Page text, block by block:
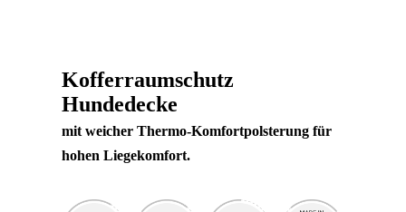
Kofferraumschutz
Hundedecke
mit weicher Thermo-Komfortpolsterung für
hohen Liegekomfort.